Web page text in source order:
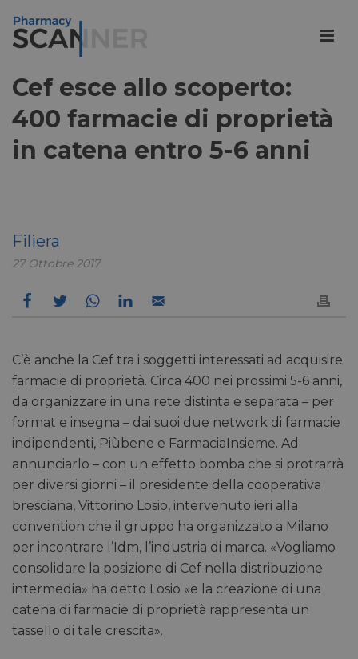
Cef esce allo scoperto:
400 farmacie di proprietà
in catena entro 5-6 anni
Filiera
27 Ottobre 2017
C’è anche la Cef tra i soggetti interessati ad acquisire
farmacie di proprietà. Circa 400 nei prossimi 5-6 anni,
da organizzare in una rete distinta e separata – per
format e insegna – dai suoi due network di farmacie
indipendenti, Piùbene e FarmaciaInsieme. Ad
annunciarlo – con un effetto bomba che si protrarrà
per diversi giorni – il presidente della cooperativa
bresciana, Vittorino Losio, intervenuto ieri alla
convention che il gruppo ha organizzato a Milano
per incontrare l’Idm, l’industria di marca. «Vogliamo
consolidare la posizione di Cef nella distribuzione
intermedia» ha detto Losio «e la creazione di una
catena di farmacie di proprietà rappresenta un
tassello di tale crescita».